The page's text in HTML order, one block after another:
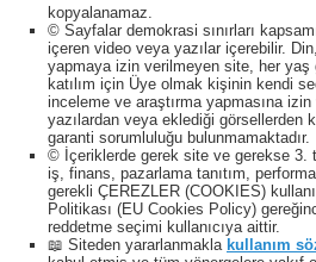
kopyalanamaz.
© Sayfalar demokrasi sınırları
içeren video veya yazılar içerebilir.
yapmaya izin verilmeyen site, her yaş
katılım için Üye olmak kişinin kendi
inceleme ve araştırma yapmasına
yazılardan veya eklediği görsellerden
garanti sorumluluğu bulunmamaktadır.
© İçeriklerde gerek site ve gerekse 3.
iş, finans, pazarlama tanıtım,
gerekli ÇEREZLER (COOKIES)
Politikası (EU Cookies Policy)
reddetme seçimi kullanıcıya aittir.
📖 Siteden yararlanmakla kullanım